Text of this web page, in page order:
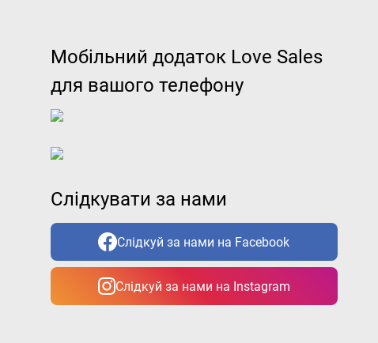
Мобільний додаток Love Sales
для вашого телефону
Слідкувати за нами
Слідкуй за нами на Facebook
Слідкуй за нами на Instagram